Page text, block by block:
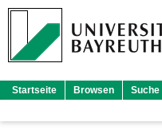
Startseite Browsen Suche